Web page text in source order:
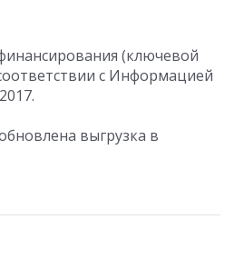
(ключевой
с Информацией
выгрузка в